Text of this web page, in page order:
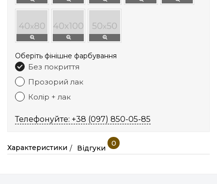
Оберіть фінішне фарбування
Без покриття
Прозорий лак
Колір + лак
Телефонуйте: +38 (097) 850-05-85
Характеристики Відгуки
0